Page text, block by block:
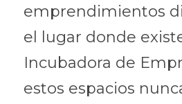
emprendimientos
el lugar donde
Incubadora de
estos espacios